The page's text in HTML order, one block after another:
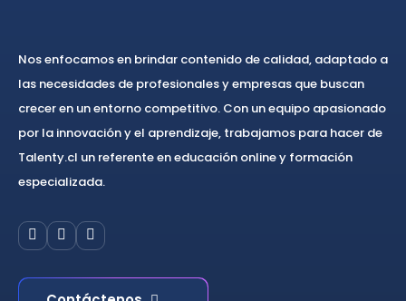
Nos enfocamos en brindar contenido de calidad, adaptado a
las necesidades de profesionales y empresas que buscan
crecer en un entorno competitivo. Con un equipo apasionado
por la innovación y el aprendizaje, trabajamos para hacer de
Talenty.cl un referente en educación online y formación
especializada.